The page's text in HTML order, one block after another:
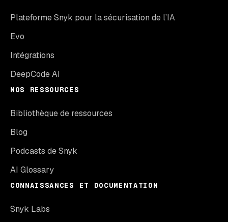
Plateforme Snyk pour la sécurisation de l’IA
Evo
Intégrations
DeepCode AI
NOS RESSOURCES
Bibliothèque de ressources
Blog
Podcasts de Snyk
AI Glossary
CONNAISSANCES ET DOCUMENTATION
Snyk Labs